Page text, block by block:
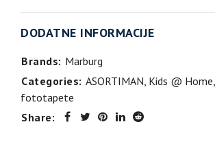
DODATNE INFORMACIJE
Brands: Marburg
Categories: ASORTIMAN Kids @ Home
fototapete
Share: